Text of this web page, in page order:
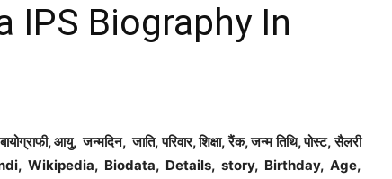
Facts
Hindi
IPS Biography In
आयु, जन्मदिन, जाति, परिवार, शिक्षा, रैंक, जन्म तिथि, पोस्ट, सैलरी
Wikipedia, Biodata, Details, story, Birthday, Age,